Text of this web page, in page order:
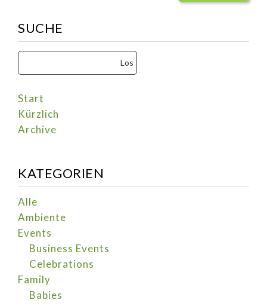
SUCHE
Start
Kürzlich
Archive
KATEGORIEN
Alle
Ambiente
Events
Business Events
Celebrations
Family
Babies